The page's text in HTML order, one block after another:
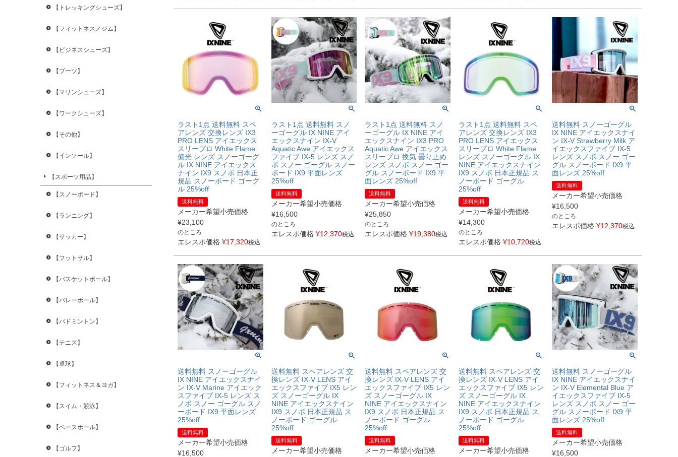
【トレッキングシューズ】
【フィットネス／ジム】
【ビジネスシューズ】
【ブーツ】
【マリンシューズ】
【ワークシューズ】
【その他】
【インソール】
【スポーツ用品】
【スノーボード】
【ランニング】
【サッカー】
【フットサル】
【バスケットボール】
【バレーボール】
【バドミントン】
【テニス】
【卓球】
【フィットネス＆ヨガ】
【スイム・競泳】
【ベースボール】
【ゴルフ】
ラスト1点 送料無料 スペ
アレンズ 交換レンズ IX3
PRO LENS アイエックス
スリープロ White Flame
偏光 レンズ スノーゴーグ
ル IX NINE アイエックス
ナイン IX9 スノボ 日本正
規品 スノーボード ゴーグ
ル 25%off
送料無料
メーカー希望小売価格
¥23,100
のところ
エレスポ価格 ¥17,320税込
ラスト1点 送料無料 スノ
ーゴーグル IX NINE アイ
エックスナイン IX-V
Aquatic Awe アイエックス
ファイブ IX-5 レンズ スノ
ボ スノー ゴーグル スノー
ボード IX9 平面レンズ
25%off
送料無料
メーカー希望小売価格
¥16,500
のところ
エレスポ価格 ¥12,370税込
ラスト1点 送料無料 スノ
ーゴーグル IX NINE アイ
エックスナイン IX3 PRO
Aquatic Awe アイエックス
スリープロ 換気 曇り止め
レンズ スノボ スノー ゴー
グル スノーボード IX9 平
面レンズ 25%off
送料無料
メーカー希望小売価格
¥25,850
のところ
エレスポ価格 ¥19,380税込
ラスト1点 送料無料 スペ
アレンズ 交換レンズ IX3
PRO LENS アイエックス
スリープロ White Flame
レンズ スノーゴーグル IX
NINE アイエックスナイン
IX9 スノボ 日本正規品 ス
ノーボード ゴーグル
25%off
送料無料
メーカー希望小売価格
¥14,300
のところ
エレスポ価格 ¥10,720税込
送料無料 スノーゴーグル
IX NINE アイエックスナイ
ン IX-V Strawberry Milk ア
イエックスファイブ IX-5
レンズ スノボ スノー ゴー
グル スノーボード IX9 平
面レンズ 25%off
送料無料
メーカー希望小売価格
¥16,500
のところ
エレスポ価格 ¥12,370税込
送料無料 スノーゴーグル
IX NINE アイエックスナイ
ン IX-V Marine アイエック
スファイブ IX-5 レンズ ス
ノボ スノー ゴーグル スノ
ーボード IX9 平面レンズ
25%off
送料無料
メーカー希望小売価格
¥16,500
送料無料 スペアレンズ 交
換レンズ IX-V LENS アイ
エックスファイブ IX5 レン
ズ スノーゴーグル IX
NINE アイエックスナイン
IX9 スノボ 日本正規品 ス
ノーボード ゴーグル
25%off
送料無料
メーカー希望小売価格
送料無料 スペアレンズ 交
換レンズ IX-V LENS アイ
エックスファイブ IX5 レン
ズ スノーゴーグル IX
NINE アイエックスナイン
IX9 スノボ 日本正規品 ス
ノーボード ゴーグル
25%off
送料無料
メーカー希望小売価格
送料無料 スペアレンズ 交
換レンズ IX-V LENS アイ
エックスファイブ IX5 レン
ズ スノーゴーグル IX
NINE アイエックスナイン
IX9 スノボ 日本正規品 ス
ノーボード ゴーグル
25%off
送料無料
メーカー希望小売価格
送料無料 スノーゴーグル
IX NINE アイエックスナイ
ン IX-V Elemental Blue ア
イエックスファイブ IX-5
レンズ スノボ スノー ゴー
グル スノーボード IX9 平
面レンズ 25%off
送料無料
メーカー希望小売価格
¥16,500